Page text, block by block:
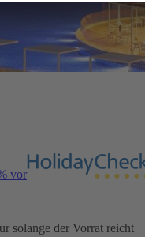
vor
solange der Vorrat reicht